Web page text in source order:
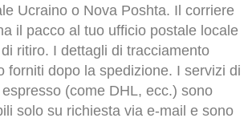
Ucraino o Nova Poshta. Il corriere
il pacco al tuo ufficio postale locale
ritiro. I dettagli di tracciamento
forniti dopo la spedizione. I servizi di
(come DHL, ecc.) sono
solo su richiesta via e-mail e sono